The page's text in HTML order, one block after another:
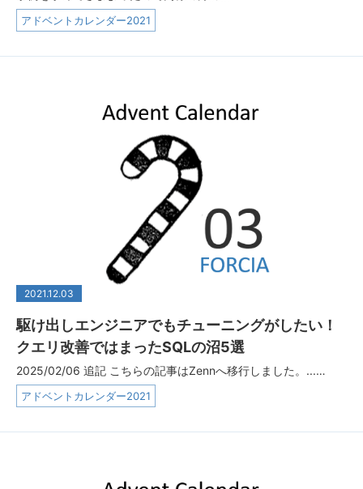
アドベントカレンダー2021
2021.12.03
駆け出しエンジニアでもチューニングがしたい！
クエリ改善ではまったSQLの沼5選
2025/02/06 追記 こちらの記事はZennへ移行しました。...…
アドベントカレンダー2021